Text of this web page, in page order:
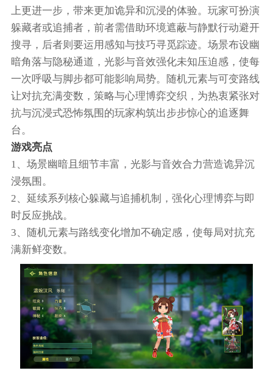
上更进一步，带来更加诡异和沉浸的体验。玩家可扮演
躲藏者或追捕者，前者需借助环境遮蔽与静默行动避开
搜寻，后者则要运用感知与技巧寻觅踪迹。场景布设幽
暗角落与隐秘通道，光影与音效强化未知压迫感，使每
一次呼吸与脚步都可能影响局势。随机元素与可变路线
让对抗充满变数，策略与心理博弈交织，为热衷紧张对
抗与沉浸式恐怖氛围的玩家构筑出步步惊心的追逐舞
台。
游戏亮点
1、场景幽暗且细节丰富，光影与音效合力营造诡异沉
浸氛围。
2、延续系列核心躲藏与追捕机制，强化心理博弈与即
时反应挑战。
3、随机元素与路线变化增加不确定感，使每局对抗充
满新鲜变数。